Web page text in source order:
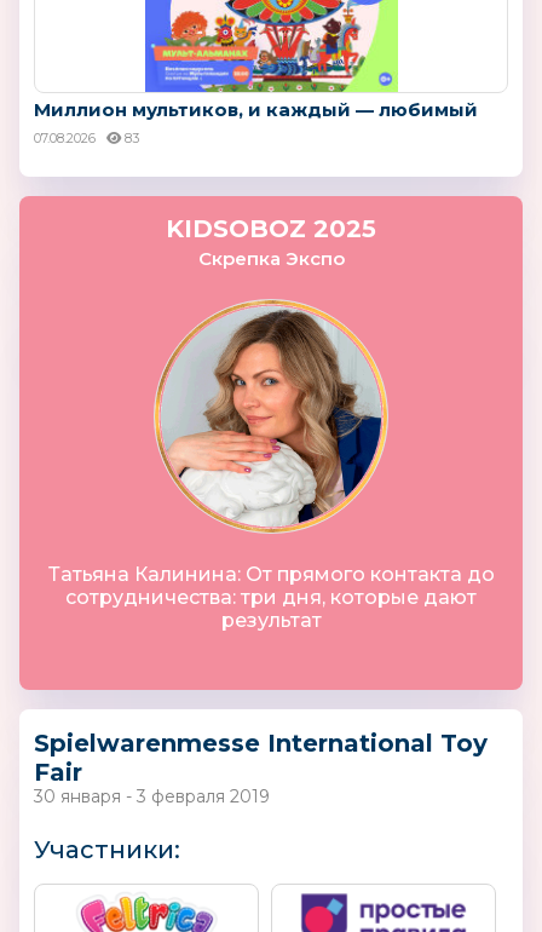
Миллион мультиков, и каждый — любимый
07.08.2026 83
KIDSOBOZ 2025
Скрепка Экспо
Татьяна Калинина: От прямого контакта до
сотрудничества: три дня, которые дают
результат
Spielwarenmesse International Toy
Fair
30 января - 3 февраля 2019
Участники: